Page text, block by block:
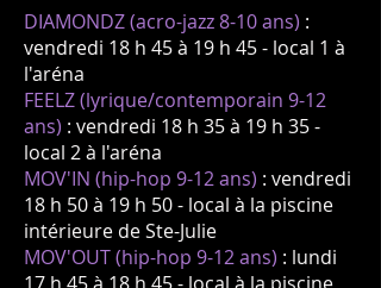
DIAMONDZ(acro-jazz 8-10ans) :
vendredi 18 h 45 à 19 h 45- local 1 à
l'aréna
FEELZ (lyrique/contemporain 9-12
ans) : vendredi 18 h 35 à 19 h 35 -
local 2 à l'aréna
MOV'IN (hip-hop 9-12 ans) : vendredi
18 h 50 à 19 h 50 - local à la piscine
intérieure de Ste-Julie
MOV'OUT (hip-hop 9-12 ans) : lundi